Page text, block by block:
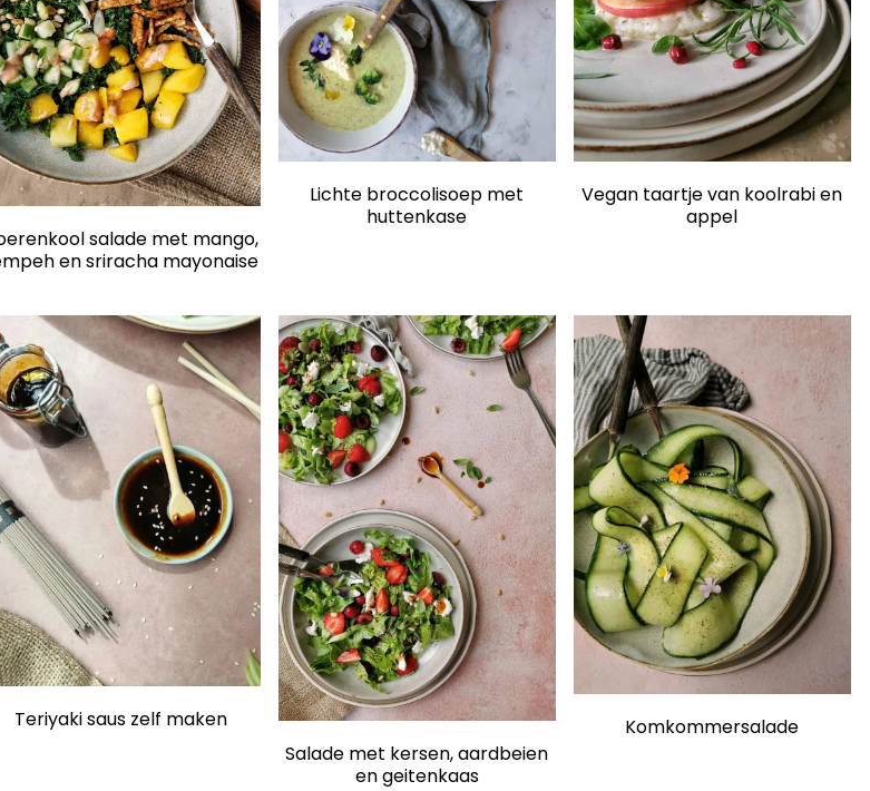
salade met mango,
en sriracha mayonaise
Lichte broccolisoep met
huttenkase
Vegan taartje van koolrabi en
appel
Teriyaki saus zelf maken
Salade met kersen, aardbeien
en geitenkaas
Komkommersalade